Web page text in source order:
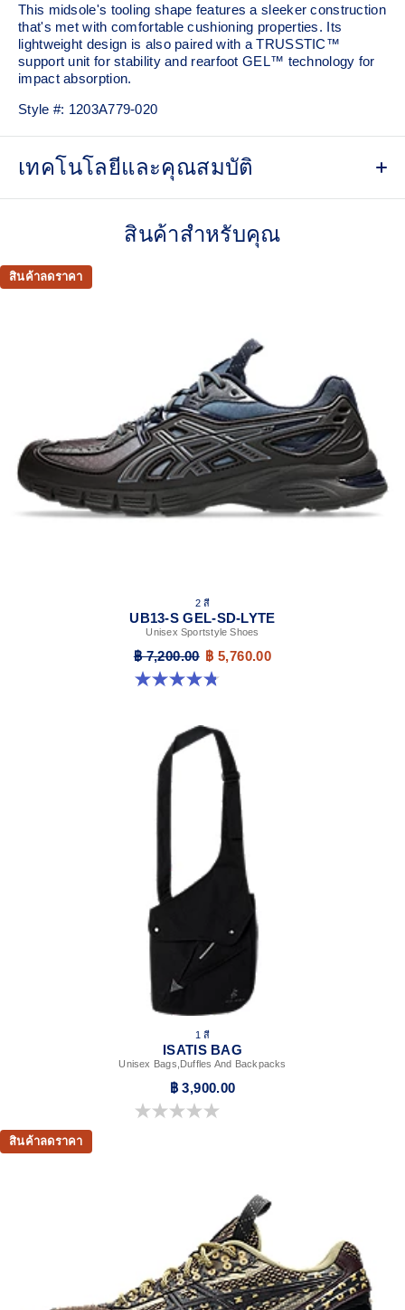
This midsole's tooling shape features a sleeker construction
that's met with comfortable cushioning properties. Its
lightweight design is also paired with a TRUSSTIC™
support unit for stability and rearfoot GEL™ technology for
impact absorption.
Style #: 1203A779-020
เทคโนโลยีและคุณสมบัติ
Synthetic leather base
Rearfoot GEL™ technology
Improves impact absorption
สินค้าสำหรับคุณ
สินค้าลดราคา
2 สี
UB13-S GEL-SD-LYTE
Unisex Sportstyle Shoes
฿ 7,200.00 ฿ 5,760.00
4.8 จาก 5 ดาว 4 รีวิว
1 สี
ISATIS BAG
Unisex Bags,Duffles And Backpacks
฿ 3,900.00
0.0 จาก 5 ดาว
สินค้าลดราคา